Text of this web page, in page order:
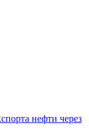
нефти через